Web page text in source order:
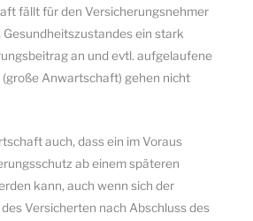
fällt für den Versicherungsnehmer
Gesundheitszustandes ein stark
an und evtl. aufgelaufene
Anwartschaft) gehen nicht
auch, dass ein im Voraus
ab einem späteren
kann, auch wenn sich der
Versicherten nach Abschluss des